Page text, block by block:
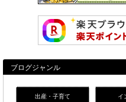
ブログジャンル
出産・子育て イ